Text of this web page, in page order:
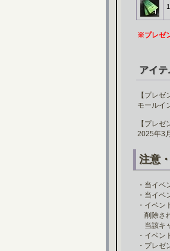
※プレゼ
アイ
【プレゼ
モールイ
【プレゼ
2025年3
注意
・当イ
・当イ
・イベ
削除さ
当該キ
・イベ
・プレ